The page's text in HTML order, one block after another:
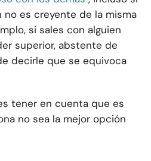
es creyente de la misma
si sales con alguien
superior, abstente de
decirle que se equivoca
tener en cuenta que es
no sea la mejor opción